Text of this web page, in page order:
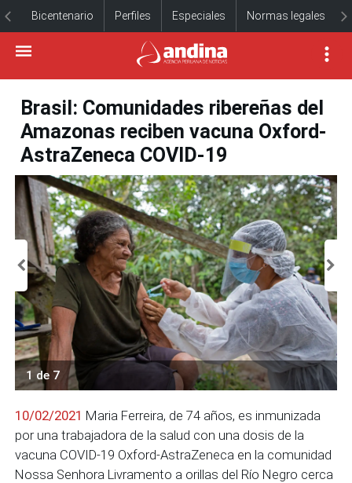
Bicentenario Perfiles Especiales Normas legales
Brasil: Comunidades ribereñas del
Amazonas reciben vacuna Oxford-
AstraZeneca COVID-19
1 de 7
10/02/2021 Maria Ferreira, de 74 años, es inmunizada
por una trabajadora de la salud con una dosis de la
vacuna COVID-19 Oxford-AstraZeneca en la comunidad
Nossa Senhora Livramento a orillas del Río Negro cerca